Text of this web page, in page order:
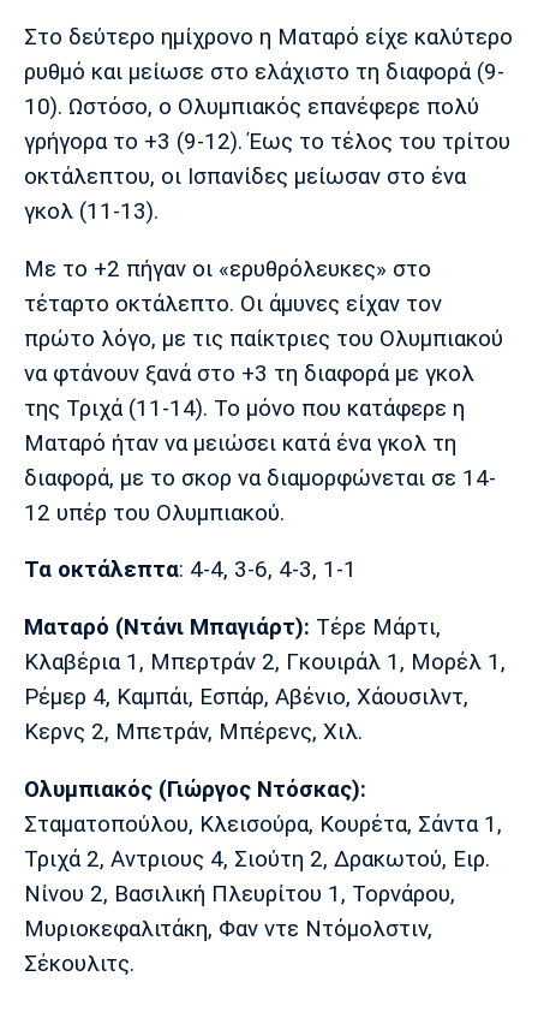
Στο δεύτερο ημίχρονο η Ματαρό είχε καλύτερο
ρυθμό και μείωσε στο ελάχιστο τη διαφορά (9-
10). Ωστόσο, ο Ολυμπιακός επανέφερε πολύ
γρήγορα το +3 (9-12). Έως το τέλος του τρίτου
οκτάλεπτου, οι Ισπανίδες μείωσαν στο ένα
γκολ (11-13).
Με το +2 πήγαν οι «ερυθρόλευκες» στο
τέταρτο οκτάλεπτο. Οι άμυνες είχαν τον
πρώτο λόγο, με τις παίκτριες του Ολυμπιακού
να φτάνουν ξανά στο +3 τη διαφορά με γκολ
της Τριχά (11-14). Το μόνο που κατάφερε η
Ματαρό ήταν να μειώσει κατά ένα γκολ τη
διαφορά, με το σκορ να διαμορφώνεται σε 14-
12 υπέρ του Ολυμπιακού.
Τα οκτάλεπτα: 4-4, 3-6, 4-3, 1-1
Ματαρό (Ντάνι Μπαγιάρτ): Τέρε Μάρτι,
Κλαβέρια 1, Μπερτράν 2, Γκουιράλ 1, Μορέλ 1,
Ρέμερ 4, Καμπάι, Εσπάρ, Αβένιο, Χάουσιλντ,
Κερνς 2, Μπετράν, Μπέρενς, Χιλ.
Ολυμπιακός (Γιώργος Ντόσκας):
Σταματοπούλου, Κλεισούρα, Κουρέτα, Σάντα 1,
Τριχά 2, Αντριους 4, Σιούτη 2, Δρακωτού, Ειρ.
Νίνου 2, Βασιλική Πλευρίτου 1, Τορνάρου,
Μυριοκεφαλιτάκη, Φαν ντε Ντόμολστιν,
Σέκουλιτς.